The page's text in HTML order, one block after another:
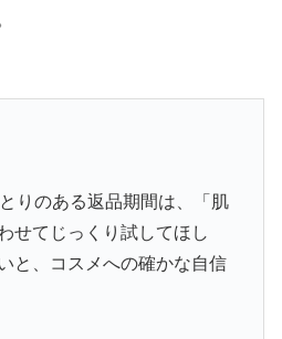
りのある返品期間は、「肌
せてじっくり試してほし
と、コスメへの確かな自信